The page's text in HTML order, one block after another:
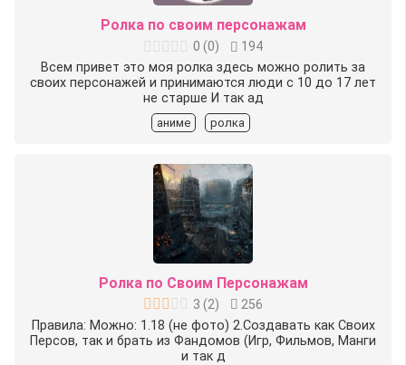
Ролка по своим персонажам
0 (0)
194
Всем привет это моя ролка здесь можно ролить за
своих персонажей и принимаются люди с 10 до 17 лет
не старше И так ад
аниме ролка
Ролка по Своим Персонажам
3 (2)
256
Правила: Можно: 1.18 (не фото) 2.Создавать как Своих
Персов, так и брать из Фандомов (Игр, Фильмов, Манги
и так д